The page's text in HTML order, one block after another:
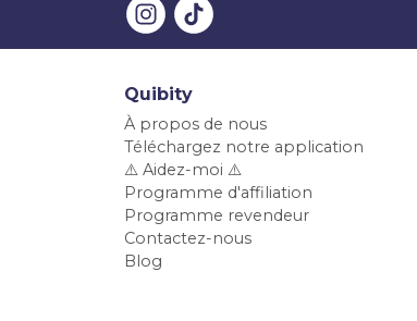
Quibity
À propos de nous
Téléchargez notre application
⚠️ Aidez-moi ⚠️
Programme d'affiliation
Programme revendeur
Contactez-nous
Blog